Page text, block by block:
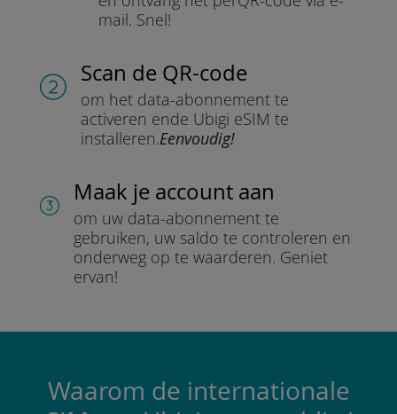
mail. Snel!
Scan de QR-code
om het data-abonnement te
activeren ende Ubigi eSIM te
installeren.Eenvoudig!
Maak je account aan
om uw data-abonnement te
gebruiken, uw saldo te controleren en
onderweg op te waarderen. Geniet
ervan!
Waarom de internationale